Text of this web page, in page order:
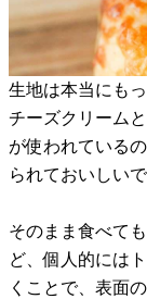
生地は本当にも
チーズクリーム
が使われている
られておいしいで
そのまま食べて
ど、個人的には
くことで、表面